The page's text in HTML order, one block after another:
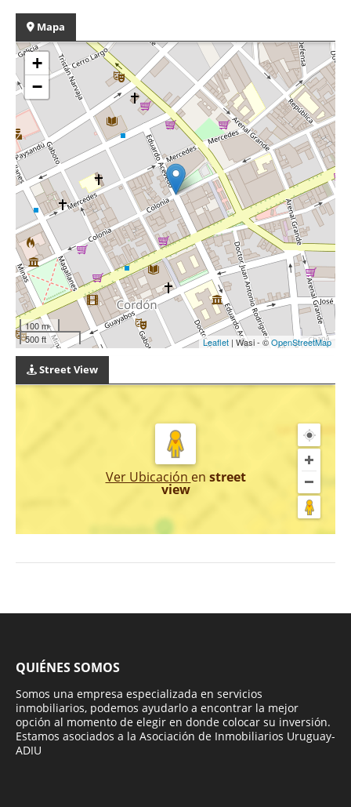
Mapa
+
−
100 m
500 ft
Leaflet | Wasi - ©OpenStreetMap
Street View
Ver Ubicación en street
view
QUIÉNES SOMOS
Somos una empresa especializada en servicios
inmobiliarios, podemos ayudarlo a encontrar la mejor
opción al momento de elegir en donde colocar su inversión.
Estamos asociados a la Asociación de Inmobiliarios Uruguay-
ADIU